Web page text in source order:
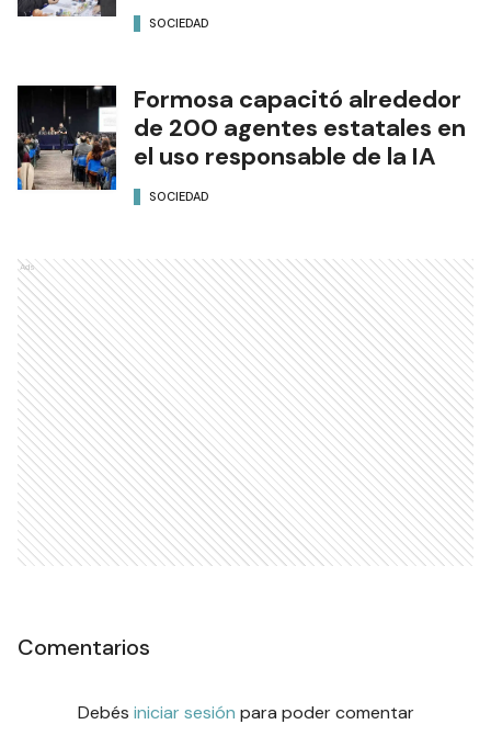
SOCIEDAD
Formosa capacitó alrededor
de 200 agentes estatales en
el uso responsable de la IA
SOCIEDAD
Ads
Comentarios
Debés iniciar sesión para poder comentar